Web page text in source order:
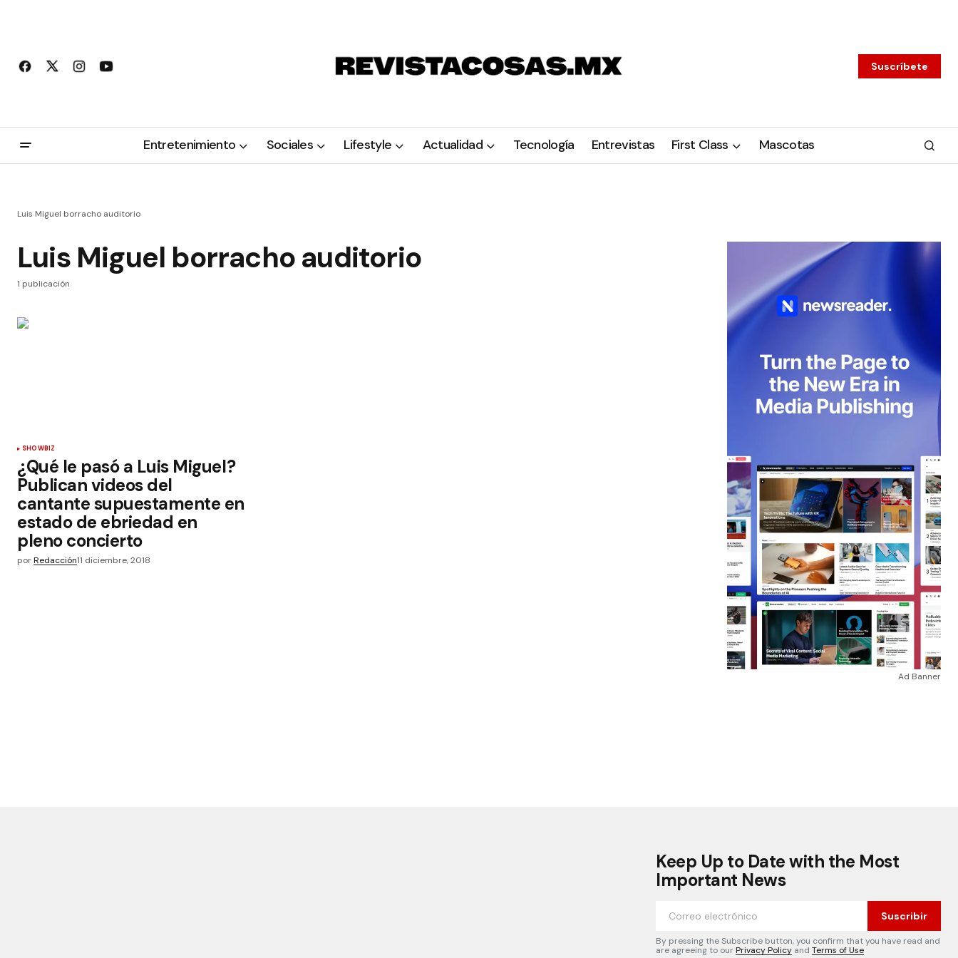
Suscríbete
Entretenimiento Sociales Lifestyle Actualidad Tecnología Entrevistas First Class Mascotas
Luis Miguel borracho auditorio
Luis Miguel borracho auditorio
1 publicación
SHOWBIZ
¿Qué le pasó a Luis Miguel?
Publican videos del
cantante supuestamente en
estado de ebriedad en
pleno concierto
porRedacción11 diciembre, 2018
Ad Banner
Keep Up to Date with the Most
Important News
Suscribir
By pressing the Subscribe button, you confirm that you have read and
are agreeing to ourPrivacy Policy and Terms of Use